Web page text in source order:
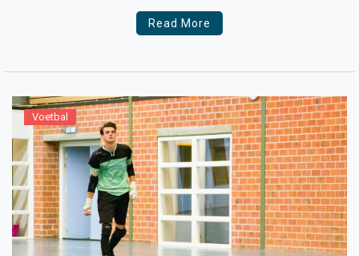
er voor de beide doelen weinig gebeurde. Na een
kwartier brak de strijd echt los. Rick Bakker passeerde
Read More
Voetbal